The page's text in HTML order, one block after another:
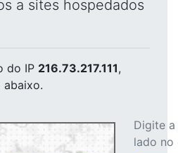
a sites hospedados
do IP 216.73.217.111,
abaixo.
Digite
lado no